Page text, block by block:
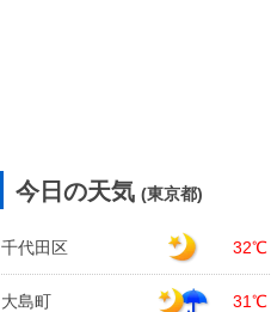
今日の天気 (東京都)
千代田区 32℃
大島町 31℃